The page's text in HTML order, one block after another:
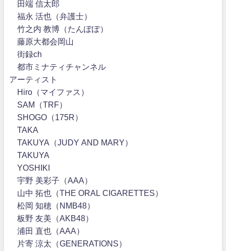
田端 信太郎
福永 活也（弁護士）
竹之内 教博（たんぽぽ）
藤原大都会岡山
街録ch
都市ミナティチャンネル
アーティスト
Hiro（マイファス）
SAM（TRF）
SHOGO（175R）
TAKA
TAKUYA（JUDY AND MARY）
TAKUYA∞
YOSHIKI
宇野 美彩子（AAA）
山中 拓也（THE ORAL CIGARETTES）
松岡 知穂（NMB48）
板野 友美（AKB48）
浦田 直也（AAA）
片寄 涼太（GENERATIONS）